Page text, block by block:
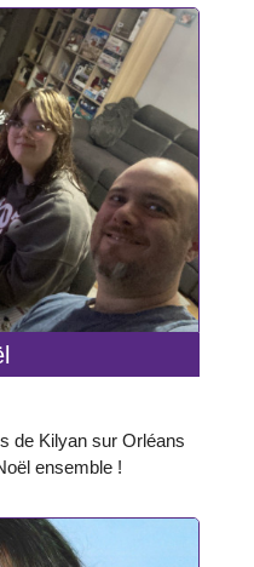
de Kilyan sur Orléans
ensemble !